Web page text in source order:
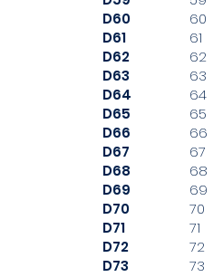
D60
D61
D62
D63
D64
D65
D66
D67
D68
D69
D70
D71
D72
D73
60
61
62
63
64
65
66
67
68
69
70
71
72
73